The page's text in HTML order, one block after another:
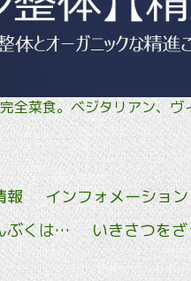
完全菜食。ベジタリ
報 インフォメーション
ぶくは…
いきさつを